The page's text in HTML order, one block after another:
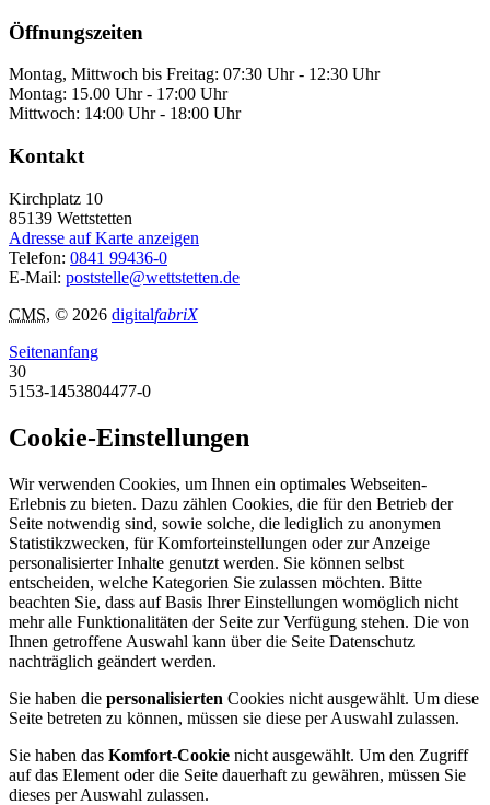
Öffnungszeiten
Montag, Mittwoch bis Freitag: 07:30 Uhr - 12:30 Uhr
Montag: 15.00 Uhr - 17:00 Uhr
Mittwoch: 14:00 Uhr - 18:00 Uhr
Kontakt
Kirchplatz 10
85139 Wettstetten
Adresse auf Karte anzeigen
Telefon: 0841 99436-0
E-Mail: poststelle@wettstetten.de
CMS, © 2026 digitalfabriX
Seitenanfang
30
5153-1453804477-0
Cookie-Einstellungen
Wir verwenden Cookies, um Ihnen ein optimales Webseiten-
Erlebnis zu bieten. Dazu zählen Cookies, die für den Betrieb der
Seite notwendig sind, sowie solche, die lediglich zu anonymen
Statistikzwecken, für Komforteinstellungen oder zur Anzeige
personalisierter Inhalte genutzt werden. Sie können selbst
entscheiden, welche Kategorien Sie zulassen möchten. Bitte
beachten Sie, dass auf Basis Ihrer Einstellungen womöglich nicht
mehr alle Funktionalitäten der Seite zur Verfügung stehen. Die von
Ihnen getroffene Auswahl kann über die Seite Datenschutz
nachträglich geändert werden.
Sie haben die personalisierten Cookies nicht ausgewählt. Um diese
Seite betreten zu können, müssen sie diese per Auswahl zulassen.
Sie haben das Komfort-Cookie nicht ausgewählt. Um den Zugriff
auf das Element oder die Seite dauerhaft zu gewähren, müssen Sie
dieses per Auswahl zulassen.